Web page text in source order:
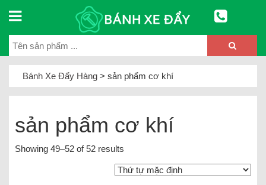
Bánh Xe Đẩy Hàng > sản phẩm cơ khí
sản phẩm cơ khí
Showing 49–52 of 52 results